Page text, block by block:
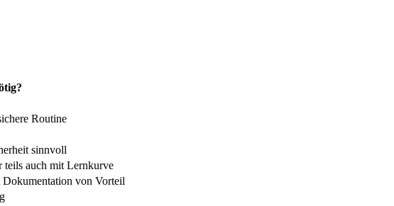
Routine
sinnvoll
teils auch mit Lernkurve
von Vorteil